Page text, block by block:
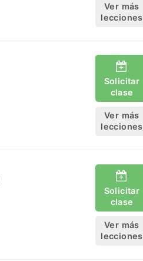
Ver más
lecciones
Solicitar
clase
Ver más
lecciones
Solicitar
clase
Ver más
lecciones